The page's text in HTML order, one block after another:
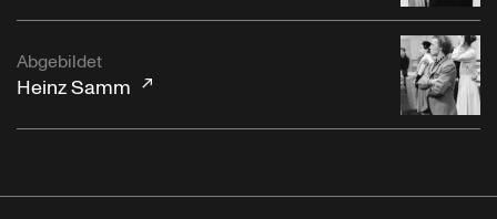
Abgebildet
Heinz Samm